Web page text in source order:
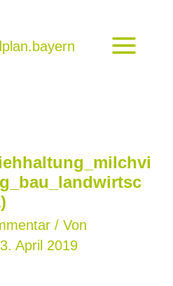
/ Von
3. April 2019